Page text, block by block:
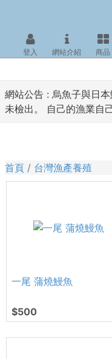
網站公告 : 烏魚子與日
未檢出。 自己的漁業自
登入 網站介紹 商品
首頁 台灣漁產養殖
一尾 蒲燒鰻魚
$500